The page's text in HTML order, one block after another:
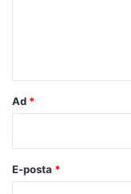
Ad *
E-posta *